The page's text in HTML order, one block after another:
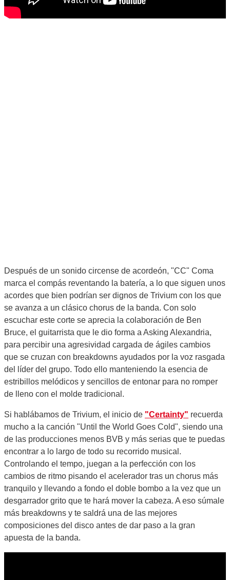
Después de un sonido circense de acordeón, "CC" Coma
marca el compás reventando la batería, a lo que siguen unos
acordes que bien podrían ser dignos de Trivium con los que
se avanza a un clásico chorus de la banda. Con solo
escuchar este corte se aprecia la colaboración de Ben
Bruce, el guitarrista que le dio forma a Asking Alexandria,
para percibir una agresividad cargada de ágiles cambios
que se cruzan con breakdowns ayudados por la voz rasgada
del líder del grupo. Todo ello manteniendo la esencia de
estribillos melódicos y sencillos de entonar para no romper
de lleno con el molde tradicional.
Si hablábamos de Trivium, el inicio de "Certainty" recuerda
mucho a la canción "Until the World Goes Cold", siendo una
de las producciones menos BVB y más serias que te puedas
encontrar a lo largo de todo su recorrido musical.
Controlando el tempo, juegan a la perfección con los
cambios de ritmo pisando el acelerador tras un chorus más
tranquilo y llevando a fondo el doble bombo a la vez que un
desgarrador grito que te hará mover la cabeza. A eso súmale
más breakdowns y te saldrá una de las mejores
composiciones del disco antes de dar paso a la gran
apuesta de la banda.